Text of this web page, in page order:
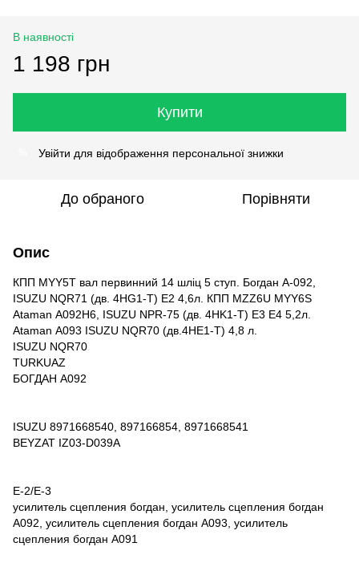
В наявності
1 198 грн
Купити
Увійти для відображення персональної знижки
До обраного Порівняти
Опис
КПП MYY5T вал первинний 14 шліц 5 ступ. Богдан А-092,
ISUZU NQR71 (дв. 4HG1-T) Е2 4,6л. КПП MZZ6U MYY6S
Ataman А092H6, ISUZU NPR-75 (дв. 4HK1-T) Е3 Е4 5,2л.
Ataman А093 ISUZU NQR70 (дв.4HЕ1-Т) 4,8 л.
ISUZU NQR70
TURKUAZ
БОГДАН А092
ISUZU 8971668540, 897166854, 8971668541
BEYZAT IZ03-D039A
E-2/E-3
усилитель сцепления богдан, усилитель сцепления богдан
А092, усилитель сцепления богдан А093, усилитель
сцепления богдан А091